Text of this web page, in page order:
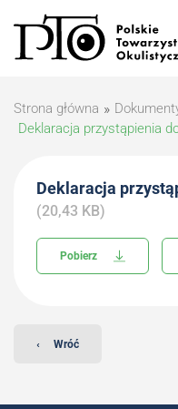
Strona główna »
Deklaracja przystąpienia
Deklaracja
(20,43 KB)
Pobierz
‹ Wróć